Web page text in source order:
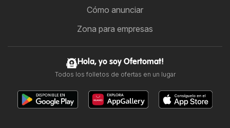
Cómo anunciar
Zona para empresas
Hola, yo soy Ofertomat!
Todos los folletos de ofertas en un lugar